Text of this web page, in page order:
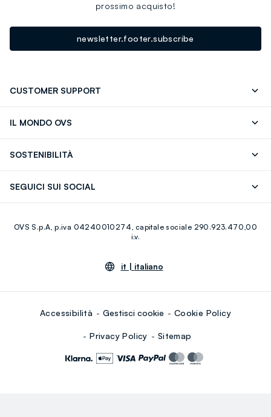
prossimo acquisto!
newsletter.footer.subscribe
CUSTOMER SUPPORT
IL MONDO OVS
Giftcard
SOSTENIBILITÀ
SEGUICI SUI SOCIAL
Youtube Linkedin
OVS S.p.A, p.iva 04240010274, capitale sociale 290.923.470,00
i.v.
it | italiano
Accessibilità Gestisci cookie Cookie Policy
Privacy Policy Sitemap